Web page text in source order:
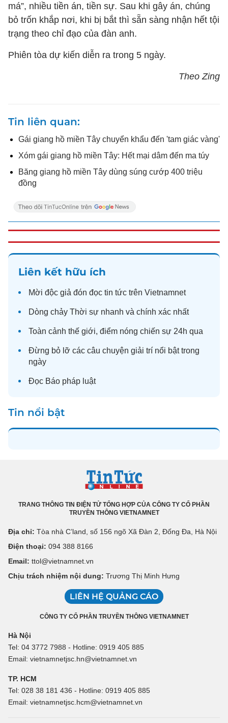
má”, nhiều tiền án, tiền sự. Sau khi gây án, chúng
bỏ trốn khắp nơi, khi bị bắt thì sẵn sàng nhận hết tội
trạng theo chỉ đạo của đàn anh.
Phiên tòa dự kiến diễn ra trong 5 ngày.
Theo Zing
Tin liên quan
Gái giang hồ miền Tây chuyển khẩu đến 'tam giác vàng'
Xóm gái giang hồ miền Tây: Hết mại dâm đến ma túy
Băng giang hồ miền Tây dùng súng cướp 400 triệu
đồng
Liên kết hữu ích
Mời độc giả đón đọc tin tức trên Vietnamnet
Dòng chảy Thời sự nhanh và chính xác nhất
Toàn cảnh thế giới, điểm nóng chiến sự 24h qua
Đừng bỏ lỡ các câu chuyện giải trí nổi bật trong
ngày
Đọc Báo pháp luật
Tin nổi bật
TRANG THÔNG TIN ĐIỆN TỬ TỔNG HỢP CỦA CÔNG TY CỔ PHẦN
TRUYỀN THÔNG VIETNAMNET
Địa chỉ: Tòa nhà C’land, số 156 ngõ Xã Đàn 2, Đống Đa, Hà Nội
Điện thoại: 094 388 8166
Email: ttol@vietnamnet.vn
Chịu trách nhiệm nội dung: Trương Thị Minh Hưng
LIÊN HỆ QUẢNG CÁO
CÔNG TY CỔ PHẦN TRUYỀN THÔNG VIETNAMNET
Hà Nội
Tel: 04 3772 7988 - Hotline: 0919 405 885
Email: vietnamnetjsc.hn@vietnamnet.vn
TP. HCM
Tel: 028 38 181 436 - Hotline: 0919 405 885
Email: vietnamnetjsc.hcm@vietnamnet.vn